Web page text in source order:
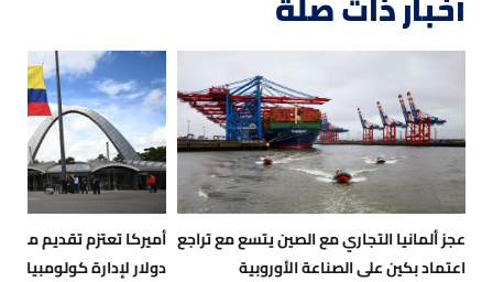
عجز ألمانيا التجاري مع الصين يتسع مع تراجع
اعتماد بكين على الصناعة الأوروبية
أميركا تعتزم تقديم
دولار لإدارة كولومبيا